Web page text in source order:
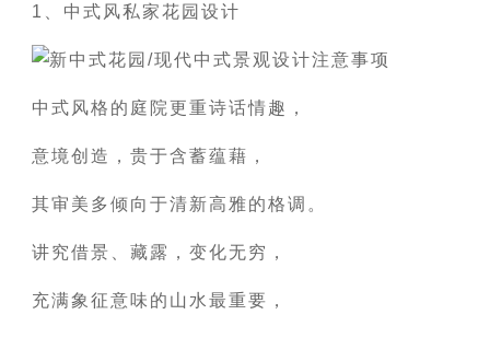
1、中式风私家花园设计
中式风格的庭院更重诗话情趣，
意境创造，贵于含蓄蕴藉，
其审美多倾向于清新高雅的格调。
讲究借景、藏露，变化无穷，
充满象征意味的山水最重要，